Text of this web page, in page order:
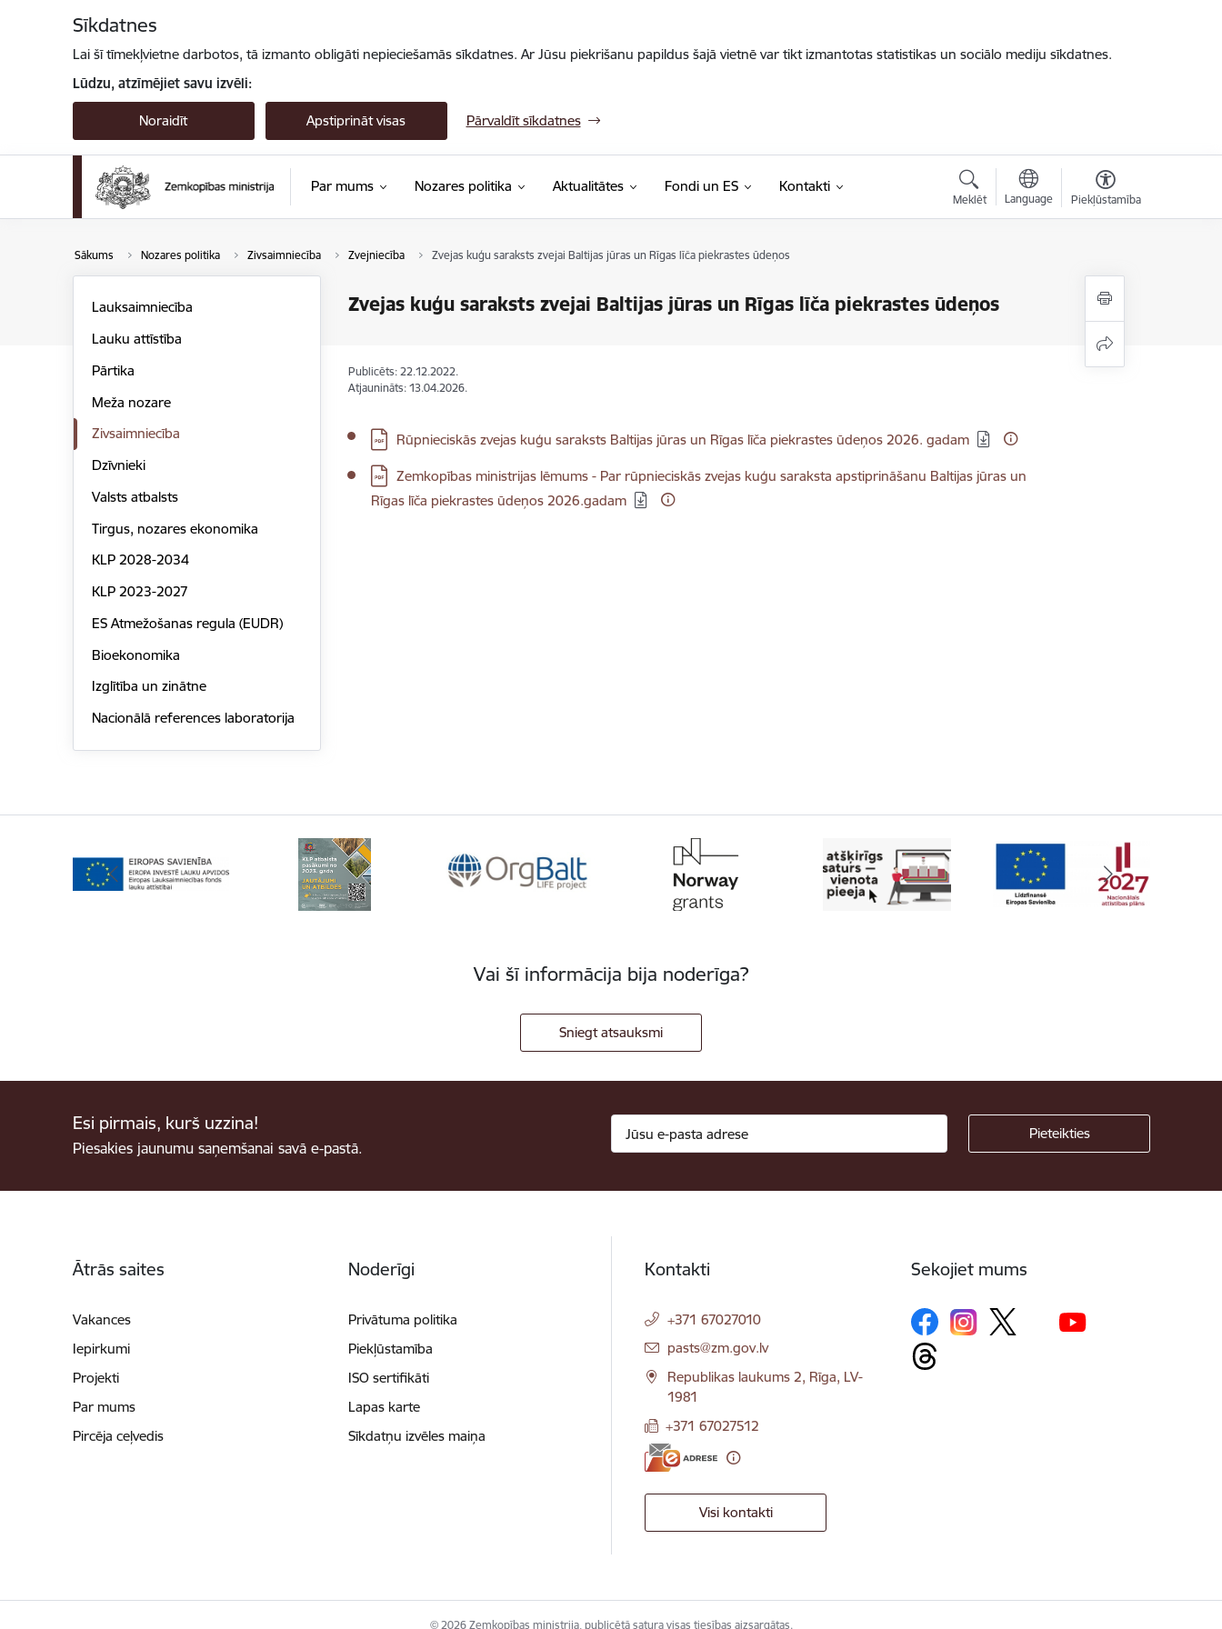
Sīkdatnes
Lai šī tīmekļvietne darbotos, tā izmanto obligāti nepieciešamās sīkdatnes. Ar Jūsu piekrišanu papildus šajā vietnē var tikt izmantotas statistikas un sociālo mediju sīkdatnes.
Lūdzu, atzīmējiet savu izvēli:
Noraidīt Apstiprināt visas Pārvaldīt sīkdatnes
Par mums Nozares politika Aktualitātes Fondi un ES Kontakti
Meklēt Language Piekļūstamība
Sākums Nozares politika Zivsaimniecība Zvejniecība Zvejas kuģu saraksts zvejai Baltijas jūras un Rīgas līča piekrastes ūdeņos
Zvejas kuģu saraksts zvejai Baltijas jūras un Rīgas līča piekrastes ūdeņos
Lauksaimniecība
Lauku attīstība
Pārtika
Meža nozare
Zivsaimniecība
Dzīvnieki
Valsts atbalsts
Tirgus, nozares ekonomika
KLP 2028-2034
KLP 2023-2027
ES Atmežošanas regula (EUDR)
Bioekonomika
Izglītība un zinātne
Nacionālā references laboratorija
Publicēts: 22.12.2022.
Atjaunināts: 13.04.2026.
Lejupielādēt:
Rūpnieciskās zvejas kuģu saraksts Baltijas jūras un Rīgas līča piekrastes ūdeņos 2026. gadam
Lejupielādēt:
Zemkopības ministrijas lēmums - Par rūpnieciskās zvejas kuģu saraksta apstiprināšanu Baltijas jūras un
Rīgas līča piekrastes ūdeņos 2026.gadam
Vai šī informācija bija noderīga?
Sniegt atsauksmi
Esi pirmais, kurš uzzina!
Piesakies jaunumu saņemšanai savā e-pastā.
Ātrās saites
Vakances
Iepirkumi
Projekti
Par mums
Pircēja ceļvedis
Noderīgi
Privātuma politika
Piekļūstamība
ISO sertifikāti
Lapas karte
Sīkdatņu izvēles maiņa
Kontakti
+371 67027010
E-pasts:
pasts@zm.gov.lv
Republikas laukums 2, Rīga, LV-
1981
+371 67027512
Visi kontakti
Sekojiet mums
© 2026 Zemkopības ministrija, publicētā satura visas tiesības aizsargātas.